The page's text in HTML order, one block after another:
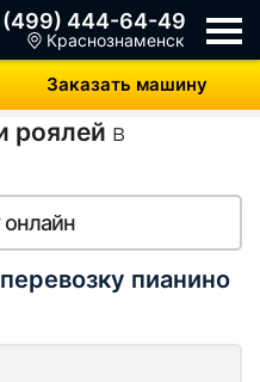
(499) 444-64-49
Заказать машину
Краснознаменск
роялей в
онлайн
пианино